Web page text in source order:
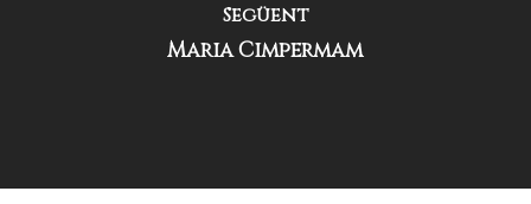
Següent
Maria Cimpermam